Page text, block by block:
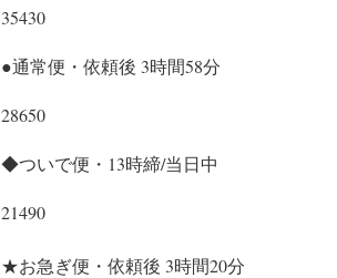
35430
●通常便・依頼後 3時間58分
28650
◆ついで便・13時締/当日中
21490
★お急ぎ便・依頼後 3時間20分